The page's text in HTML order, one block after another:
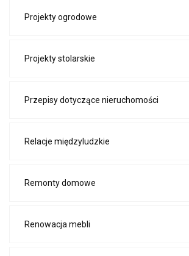
Projekty ogrodowe
Projekty stolarskie
Przepisy dotyczące nieruchomości
Relacje międzyludzkie
Remonty domowe
Renowacja mebli